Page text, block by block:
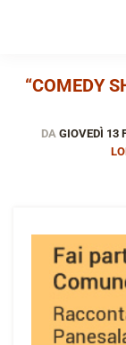
“COMEDY
DAGIOVEDÌ 13